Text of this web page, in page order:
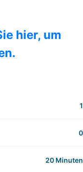
hier, um
1
0
20 Minuten